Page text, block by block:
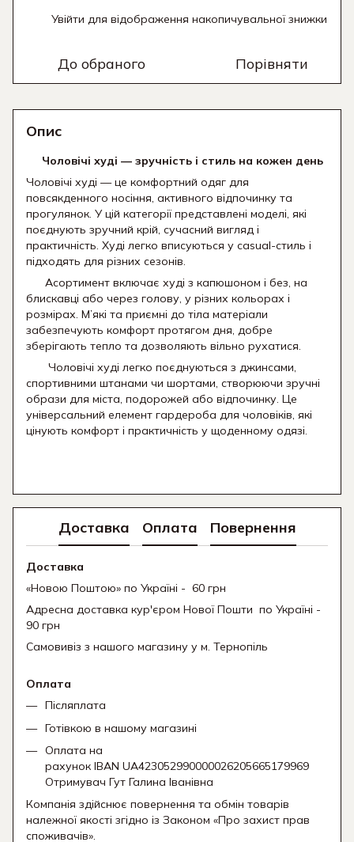
Увійти для відображення накопичувальної знижки
До обраного Порівняти
Опис
Чоловічі худі — зручність і стиль на кожен день
Чоловічі худі — це комфортний одяг для
повсякденного носіння, активного відпочинку та
прогулянок. У цій категорії представлені моделі, які
поєднують зручний крій, сучасний вигляд і
практичність. Худі легко вписуються у casual-стиль і
підходять для різних сезонів.
Асортимент включає худі з капюшоном і без, на
блискавці або через голову, у різних кольорах і
розмірах. М’які та приємні до тіла матеріали
забезпечують комфорт протягом дня, добре
зберігають тепло та дозволяють вільно рухатися.
Чоловічі худі легко поєднуються з джинсами,
спортивними штанами чи шортами, створюючи зручні
образи для міста, подорожей або відпочинку. Це
універсальний елемент гардероба для чоловіків, які
цінують комфорт і практичність у щоденному одязі.
Доставка Оплата Повернення
Доставка
«Новою Поштою» по Україні - 60 грн
Адресна доставка кур'єром Нової Пошти по Україні -
90 грн
Самовивіз з нашого магазину у м. Тернопіль
Оплата
Післяплата
Готівкою в нашому магазині
Оплата на
рахунок IBAN UA423052990000026205665179969
Отримувач Гут Галина Іванівна
Компанія здійснює повернення та обмін товарів
належної якості згідно із Законом «Про захист прав
споживачів».